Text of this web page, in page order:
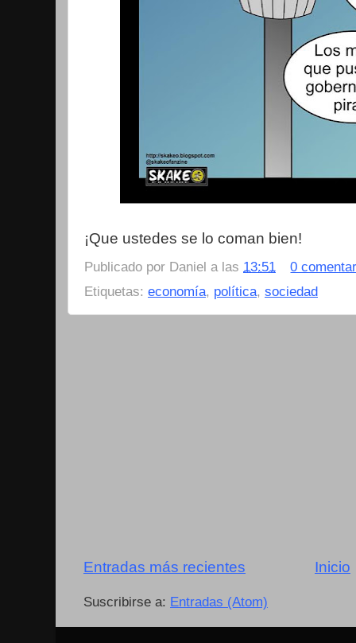
¡Que ustedes se lo coman bien!
Publicado por Daniel a las 13:51
0
Etiquetas: economía, política, sociedad
Entradas más recientes Inicio
Suscribirse a: Entradas (Atom)